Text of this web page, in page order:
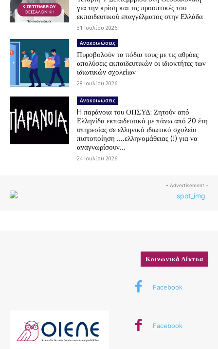
για την κρίση και τις προοπτικές του
εκπαιδευτικού επαγγέλματος στην Ελλάδα
31 Ιουλίου 2026
Ανακοινώσεις
Πυροβολούν τα πόδια τους με τις αθρόες
απολύσεις εκπαιδευτικών οι ιδιοκτήτες των
ιδιωτικών σχολείων
28 Ιουλίου 2026
Ανακοινώσεις
H παράνοια του ΟΠΣΥΔ: Ζητούν από
Ελληνίδα εκπαιδευτικό με πάνω από 20 έτη
υπηρεσίας σε ελληνικό ιδιωτικό σχολείο
πιστοποίηση ….ελληνομάθειας (!) για να
αναγνωρίσουν...
24 Ιουλίου 2026
- Advertisement -
Κοινωνικά Δίκτυα
Facebook
Facebook